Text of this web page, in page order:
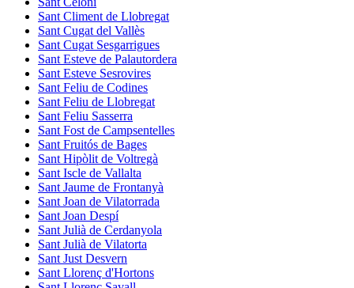
Sant Climent de Llobregat
Sant Cugat del Vallès
Sant Cugat Sesgarrigues
Sant Esteve de Palautordera
Sant Esteve Sesrovires
Sant Feliu de Codines
Sant Feliu de Llobregat
Sant Feliu Sasserra
Sant Fost de Campsentelles
Sant Fruitós de Bages
Sant Hipòlit de Voltregà
Sant Iscle de Vallalta
Sant Jaume de Frontanyà
Sant Joan de Vilatorrada
Sant Joan Despí
Sant Julià de Cerdanyola
Sant Julià de Vilatorta
Sant Just Desvern
Sant Llorenç d'Hortons